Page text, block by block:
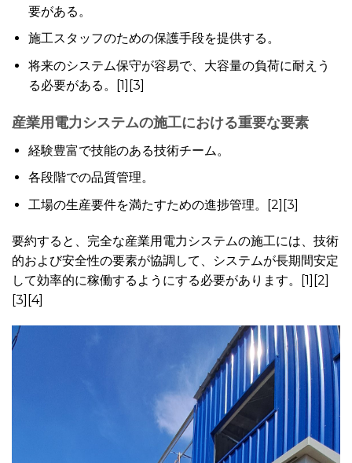
要がある。
施工スタッフのための保護手段を提供する。
将来のシステム保守が容易で、大容量の負荷に耐えう
る必要がある。[1][3]
産業用電力システムの施工における重要な要素
経験豊富で技能のある技術チーム。
各段階での品質管理。
工場の生産要件を満たすための進捗管理。[2][3]
要約すると、完全な産業用電力システムの施工には、技術
的および安全性の要素が協調して、システムが長期間安定
して効率的に稼働するようにする必要があります。[1][2]
[3][4]